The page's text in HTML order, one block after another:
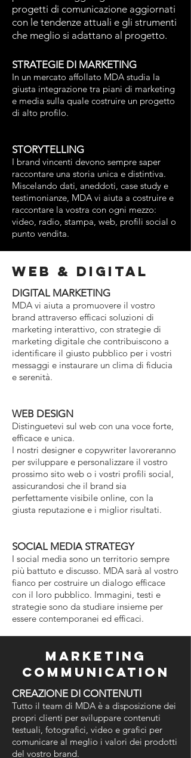
progetti di comunicazione aggiornati
con le tendenze attuali e gli strumenti
che meglio si adattano al progetto.
STRATEGIE DI MARKETING
In un mercato affollato MDA studia la
giusta integrazione tra piani di marketing
e media sulla quale costruire un progetto
di alto profilo.
STORYTELLING
I brand vincenti devono sempre saper
raccontare una storia unica e distintiva.
Miscelando dati, aneddoti, case study e
testimonianze, MDA vi aiuta a costruire e
raccontare la vostra con ogni mezzo:
video, radio, stampa, web, profili social o
punto vendita.
WEB & DIGITAL
DIGITAL MARKETING
MDA vi aiuta a promuovere il vostro
brand attraverso efficaci soluzioni di
marketing interattivo, con strategie di
marketing digitale che contribuiscono a
identificare il giusto pubblico per i vostri
messaggi e instaurare un clima di fiducia
e serenità.
WEB DESIGN
Distinguetevi sul web con una voce forte,
efficace e unica.
I nostri designer e copywriter lavoreranno
per sviluppare e personalizzare il vostro
prossimo sito web o i vostri profili social,
assicurandosi che il brand sia
perfettamente visibile online, con la
giusta reputazione e i miglior risultati.
SOCIAL MEDIA STRATEGY
I social media sono un territorio sempre
più battuto e discusso. MDA sarà al vostro
fianco per costruire un dialogo efficace
con il loro pubblico. Immagini, testi e
strategie sono da studiare insieme per
essere contemporanei ed efficaci.
MARKETING
COMMUNICATION
CREAZIONE DI CONTENUTI
Tutto il team di MDA è a disposizione dei
propri clienti per sviluppare contenuti
testuali, fotografici, video e grafici per
comunicare al meglio i valori dei prodotti
del vostro brand.